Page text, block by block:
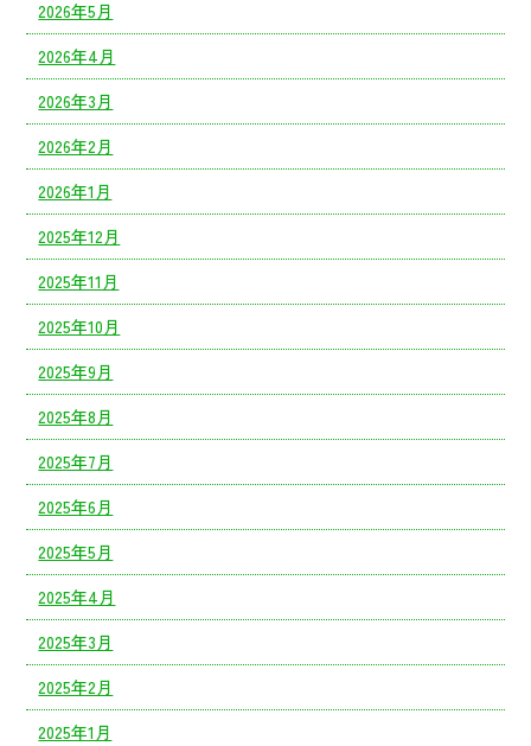
2026年5月
2026年4月
2026年3月
2026年2月
2026年1月
2025年12月
2025年11月
2025年10月
2025年9月
2025年8月
2025年7月
2025年6月
2025年5月
2025年4月
2025年3月
2025年2月
2025年1月